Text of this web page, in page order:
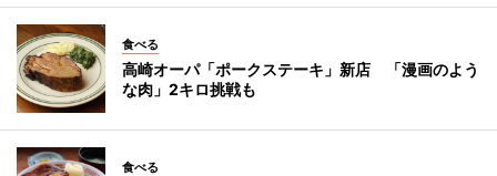
食べる
高崎オーパ「ポークステーキ」新店 「漫画のよう
な肉」2キロ挑戦も
食べる